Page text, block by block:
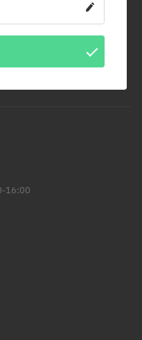
z wyrażeniem zgody na
wskazany adres e-mail.
osobowych jest Cool
ul. Handlowców 2 w
Twoich danych.
16:00